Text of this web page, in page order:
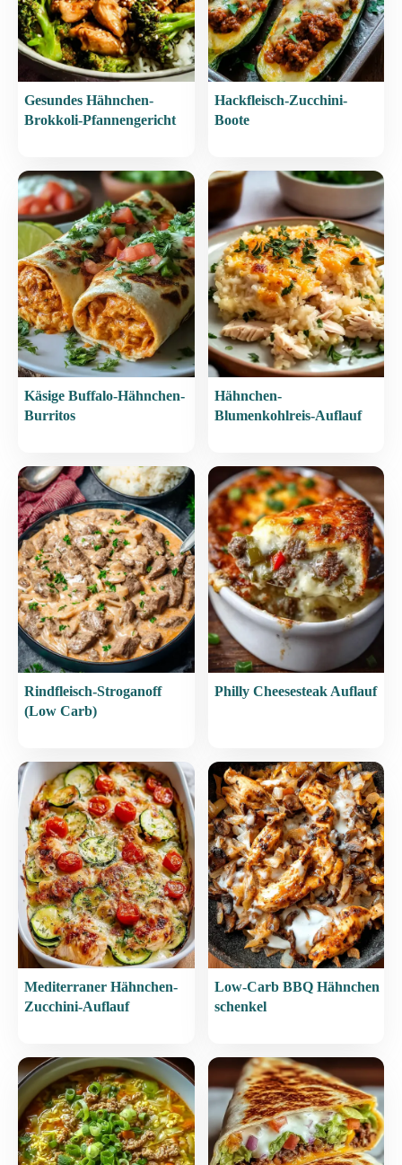
Gesundes Hähnchen-
Brokkoli-Pfannengericht
Hackfleisch-Zucchini-
Boote
Käsige Buffalo-Hähnchen-
Burritos
Hähnchen-
Blumenkohlreis-Auflauf
Rindfleisch-Stroganoff
(Low Carb)
Philly Cheesesteak Auflauf
Mediterraner Hähnchen-
Zucchini-Auflauf
Low-Carb BBQ Hähnchen
schenkel